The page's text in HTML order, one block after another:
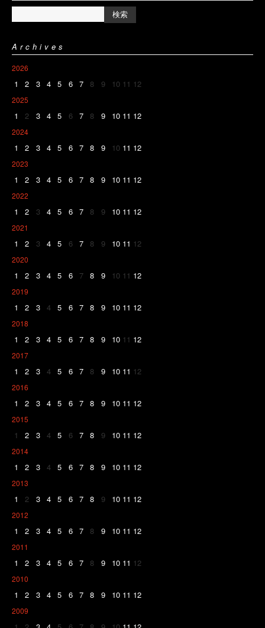
Archives
2026
1 2 3 4 5 6 7 8 9 10 11 12
2025
1 2 3 4 5 6 7 8 9 10 11 12
2024
1 2 3 4 5 6 7 8 9 10 11 12
2023
1 2 3 4 5 6 7 8 9 10 11 12
2022
1 2 3 4 5 6 7 8 9 10 11 12
2021
1 2 3 4 5 6 7 8 9 10 11 12
2020
1 2 3 4 5 6 7 8 9 10 11 12
2019
1 2 3 4 5 6 7 8 9 10 11 12
2018
1 2 3 4 5 6 7 8 9 10 11 12
2017
1 2 3 4 5 6 7 8 9 10 11 12
2016
1 2 3 4 5 6 7 8 9 10 11 12
2015
1 2 3 4 5 6 7 8 9 10 11 12
2014
1 2 3 4 5 6 7 8 9 10 11 12
2013
1 2 3 4 5 6 7 8 9 10 11 12
2012
1 2 3 4 5 6 7 8 9 10 11 12
2011
1 2 3 4 5 6 7 8 9 10 11 12
2010
1 2 3 4 5 6 7 8 9 10 11 12
2009